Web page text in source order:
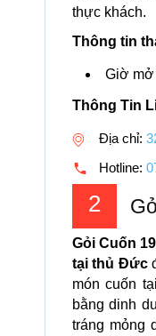
thực khách.
Thông tin
Giờ mở
Thông Tin
Địa chỉ:
Hotline:
2
Gỏi Cuốn
tại thủ Đức
món cuốn
bằng dinh
tráng mỏng